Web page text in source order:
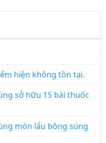
hiện không tồn tại.
sở hữu 15 bài thuốc
món lẩu bông súng